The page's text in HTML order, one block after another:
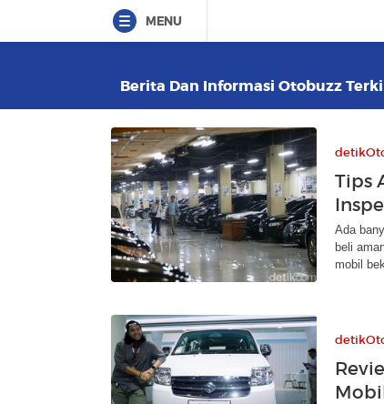
MENU
Berita Dan Informasi Otobuzz
Tips
Ada
beli
mobil